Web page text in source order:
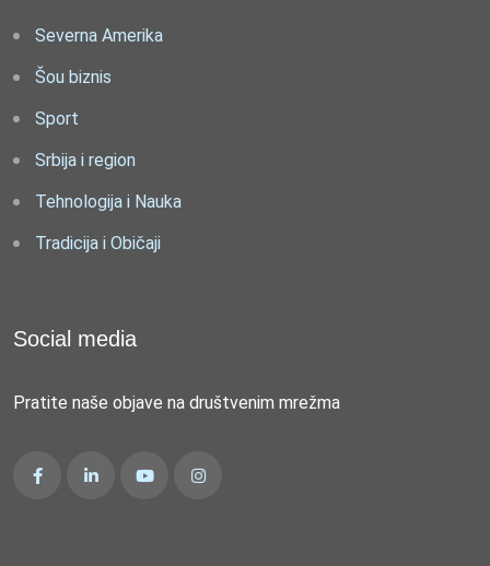
Severna Amerika
Šou biznis
Sport
Srbija i region
Tehnologija i Nauka
Tradicija i Običaji
Social media
Pratite naše objave na društvenim mrežma